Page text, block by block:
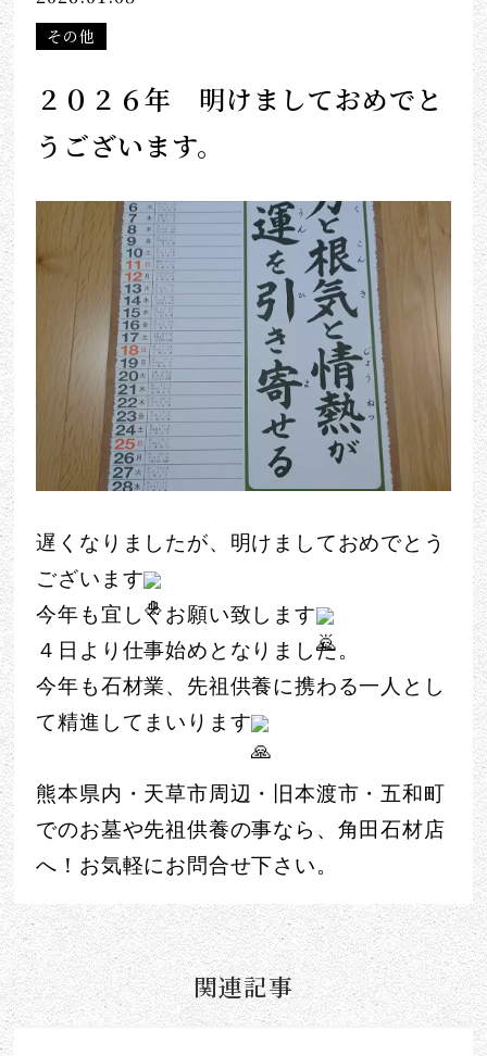
その他
２０２６年 明けましておめでと
うございます。
遅くなりましたが、明けましておめでとう
ございます
今年も宜しくお願い致します
４日より仕事始めとなりました。
今年も石材業、先祖供養に携わる一人とし
て精進してまいります
熊本県内・天草市周辺・旧本渡市・五和町
でのお墓や先祖供養の事なら、角田石材店
へ！お気軽にお問合せ下さい。
関連記事